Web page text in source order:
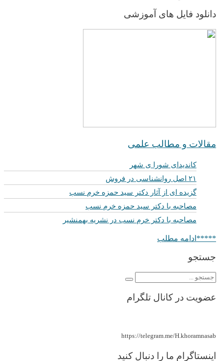
دانلود فایل های آموزشی
مقالات و مطالب علمی
کاندیدای شورا ی شهر
۲۱ اصل روانشناسی در فروش
گزیده ای از آثار دکتر سید حمزه خرم نسب
مصاحبه با دکتر سید حمزه خرم نسب
مصاحبه با دکتر خرم نسب در نشریه بهمنشیر
*****ادامه مطلب
جستجو
عضویت در کانال تلگرام
https://telegram.me/H.khoramnasab
اینستاگرام ما را دنبال کنید